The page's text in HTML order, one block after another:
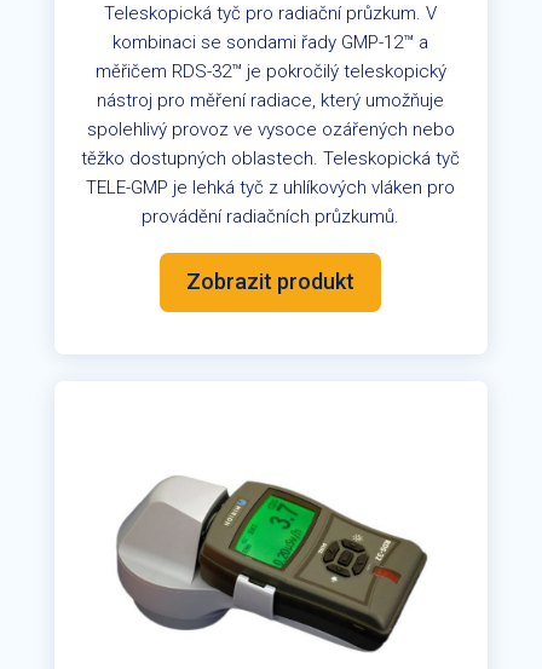
Teleskopická tyč pro radiační průzkum. V
kombinaci se sondami řady GMP-12™ a
měřičem RDS-32™ je pokročilý teleskopický
nástroj pro měření radiace, který umožňuje
spolehlivý provoz ve vysoce ozářených nebo
těžko dostupných oblastech. Teleskopická tyč
TELE-GMP je lehká tyč z uhlíkových vláken pro
provádění radiačních průzkumů.
Zobrazit produkt